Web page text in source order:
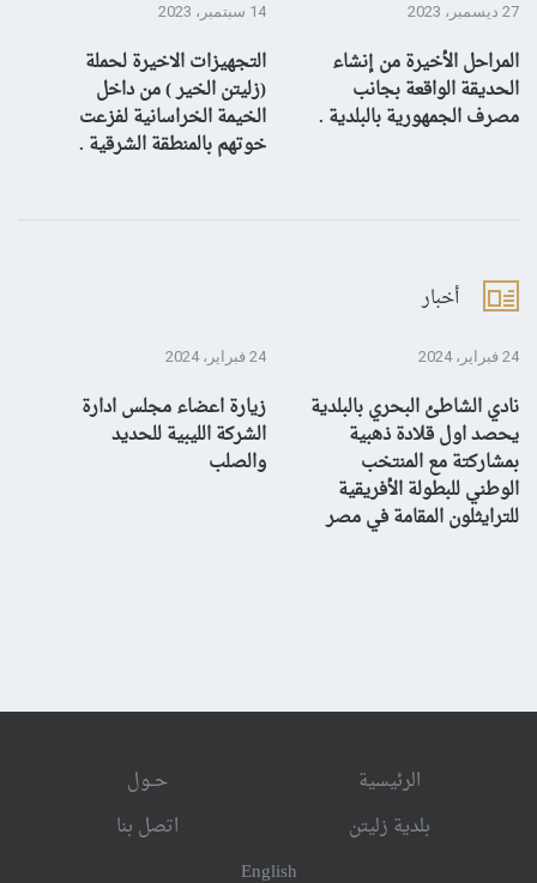
27 ديسمبر، 2023
المراحل الأخيرة من إنشاء
الحديقة الواقعة بجانب
مصرف الجمهورية بالبلدية .
14 سبتمبر، 2023
التجهيزات الاخيرة لحملة
(زليتن الخير ) من داخل
الخيمة الخراسانية لفزعت
خوتهم بالمنطقة الشرقية .
أخبار
24 فبراير، 2024
نادي الشاطئ البحري بالبلدية
يحصد اول قلادة ذهبية
بمشاركتة مع المنتخب
الوطني للبطولة الأفريقية
للترايثلون المقامة في مصر
24 فبراير، 2024
زيارة اعضاء مجلس ادارة
الشركة الليبية للحديد
والصلب
الرئيسية
حــول
بلدية زليتن
اتصل بنا
English